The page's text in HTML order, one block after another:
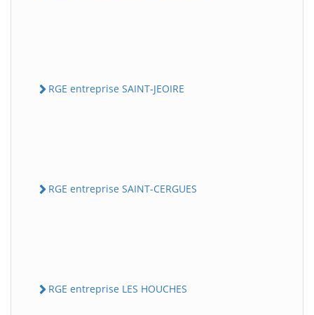
RGE entreprise SAINT-JEOIRE
RGE entreprise SAINT-CERGUES
RGE entreprise LES HOUCHES